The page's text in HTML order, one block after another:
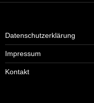
Datenschutzerklärung
Impressum
Kontakt